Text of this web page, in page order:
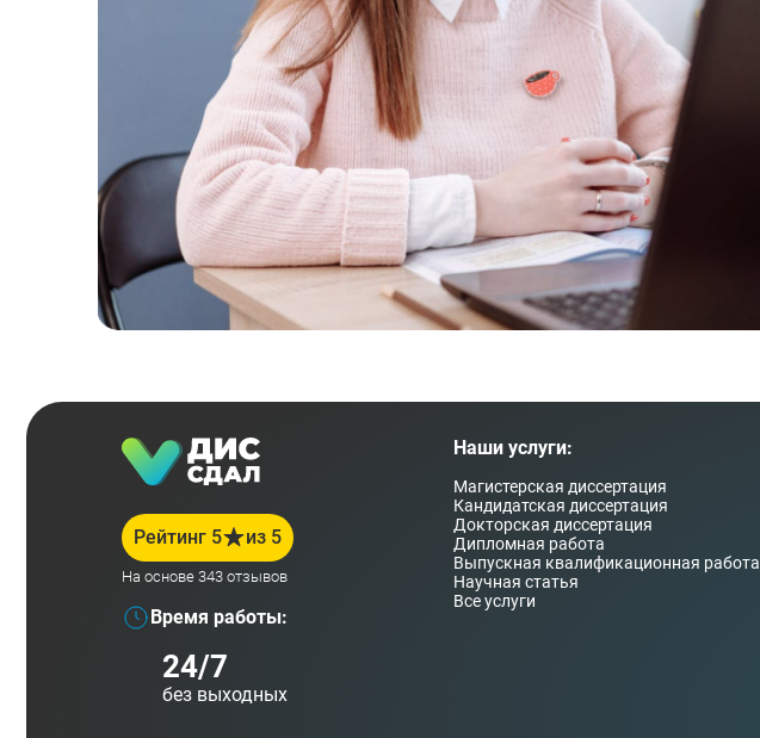
Рейтинг 5 из 5
На основе 343 отзывов
Время работы:
24/7
без выходных
Наши услуги:
Магистерская диссертация
Кандидатская диссертация
Докторская диссертация
Дипломная работа
Выпускная квалификационная работа
Научная статья
Все услуги